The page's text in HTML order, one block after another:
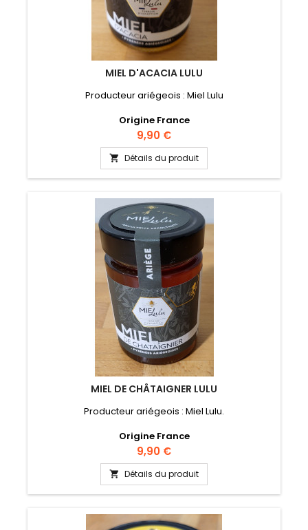
MIEL D'ACACIA LULU
Producteur ariégeois : Miel Lulu
Origine France
Prix
9,90 €
 Détails du produit
MIEL DE CHÂTAIGNER LULU
Producteur ariégeois : Miel Lulu.
Origine France
Prix
9,90 €
 Détails du produit